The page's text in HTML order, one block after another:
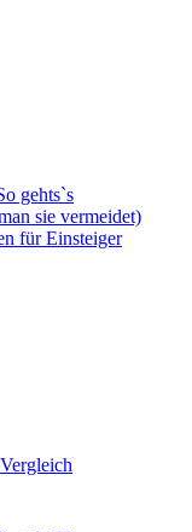
gehts`s
sie vermeidet)
für Einsteiger